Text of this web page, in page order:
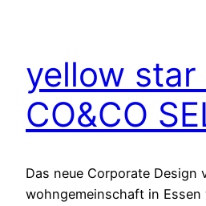
yellow star
CO&CO
Das neue Corporate Design
wohngemeinschaft in Essen